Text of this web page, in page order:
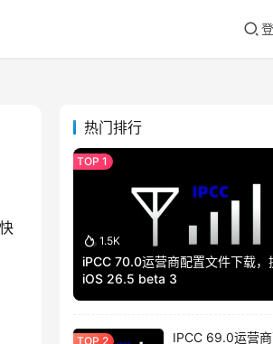
热门排行
1.5K
iPCC 70.0运营商配置文件下载，
iOS 26.5 beta 3
IPCC 69.0运营